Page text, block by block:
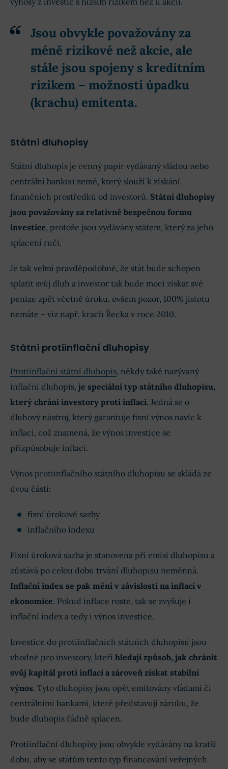
Jsou obvykle považovány za
méně rizikové než akcie, ale
stále jsou spojeny s kreditním
rizikem – možností úpadku
(krachu) emitenta.
Státní dluhopisy
Státní dluhopis je cenný papír vydávaný vládou nebo
centrální bankou země, který slouží k získání
finančních prostředků od investorů. Státní dluhopisy
jsou považovány za relativně bezpečnou formu
investice, protože jsou vydávány státem, který za jeho
splacení ručí.
Je tak velmi pravděpodobné, že stát bude schopen
splatit svůj dluh a investor tak bude moci získat své
peníze zpět včetně úroku, ovšem pozor, 100% jistotu
nemáte – viz např. krach Řecka v roce 2010.
Státní protiinflační dluhopisy
Protiinflační státní dluhopis, někdy také nazývaný
inflační dluhopis, je speciální typ státního dluhopisu,
který chrání investory proti inflaci. Jedná se o
dluhový nástroj, který garantuje fixní výnos navíc k
inflaci, což znamená, že výnos investice se
přizpůsobuje inflaci.
Výnos protiinflačního státního dluhopisu se skládá ze
dvou částí:
fixní úrokové sazby
inflačního indexu
Fixní úroková sazba je stanovena při emisi dluhopisu a
zůstává po celou dobu trvání dluhopisu neměnná.
Inflační index se pak mění v závislosti na inflaci v
ekonomice. Pokud inflace roste, tak se zvyšuje i
inflační index a tedy i výnos investice.
Investice do protiinflačních státních dluhopisů jsou
vhodné pro investory, kteří hledají způsob, jak chránit
svůj kapitál proti inflaci a zároveň získat stabilní
výnos. Tyto dluhopisy jsou opět emitovány vládami či
centrálními bankami, které představují záruku, že
bude dluhopis řádně splacen.
Protiinflační dluhopisy jsou obvykle vydávány na kratší
dobu, aby se státům tento typ financování veřejných